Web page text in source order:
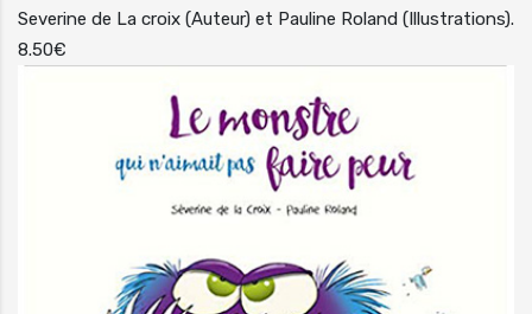
Severine de La croix (Auteur) et Pauline Roland (Illustrations).
8.50€